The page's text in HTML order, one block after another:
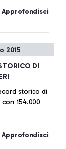
Approfondisci
2015
DI
storico di
con 154.000
Approfondisci